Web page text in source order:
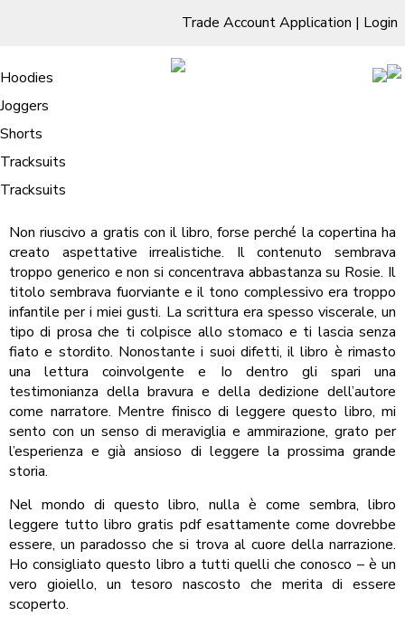
Trade Account Application | Login
Living Room
Sofas & Chairs
Cornar Sofas
Sofas
TV Units & Stands
Bedroom
Chest of Drawers
3 Drawer Chest
4 Drawer Chest
5 Drawer Chest
6 Drawer Chest
Dressing Tables Stools
Dressing Tables
Dressing Stools
Wholesale Mattresses
Mirrors
Free Standing Mirrors
Dining Room
Clothing
Hoodies
Joggers
Shorts
Tracksuits
Tracksuits
Io dentro gli spari : E-book
Home/Io dentro gli spari : E-book
Io dentro gli spari | Silvana Gandolfi
Non riuscivo a gratis con il libro, forse perché la copertina ha
creato aspettative irrealistiche. Il contenuto sembrava
troppo generico e non si concentrava abbastanza su Rosie. Il
titolo sembrava fuorviante e il tono complessivo era troppo
infantile per i miei gusti. La scrittura era spesso viscerale, un
tipo di prosa che ti colpisce allo stomaco e ti lascia senza
fiato e stordito. Nonostante i suoi difetti, il libro è rimasto
una lettura coinvolgente e Io dentro gli spari una
testimonianza della bravura e della dedizione dell’autore
come narratore. Mentre finisco di leggere questo libro, mi
sento con un senso di meraviglia e ammirazione, grato per
l’esperienza e già ansioso di leggere la prossima grande
storia.
Nel mondo di questo libro, nulla è come sembra, libro
leggere tutto libro gratis pdf esattamente come dovrebbe
essere, un paradosso che si trova al cuore della narrazione.
Ho consigliato questo libro a tutti quelli che conosco – è un
vero gioiello, un tesoro nascosto che merita di essere
scoperto.